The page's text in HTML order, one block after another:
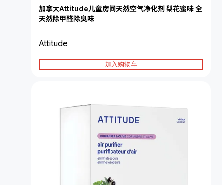
加拿大Attitude儿童房间天然空气净化剂 梨花蜜味 全
天然除甲醛除臭味
Attitude
加入购物车